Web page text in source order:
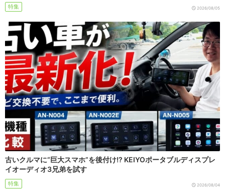
特集 2026/08/05
古いクルマに“巨大スマホ”を後付け!? KEIYOポータブルディスプレ
イオーディオ3兄弟を試す
特集 2026/08/04